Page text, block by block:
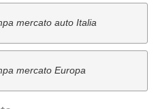
mercato auto Italia
mercato Europa